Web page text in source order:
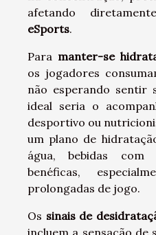
afetando
eSports.
Para manter-se
os jogadores
não esperando sentir
ideal seria o
desportivo ou
um plano de
água, bebidas
benéficas,
prolongadas de jogo.
Os sinais de